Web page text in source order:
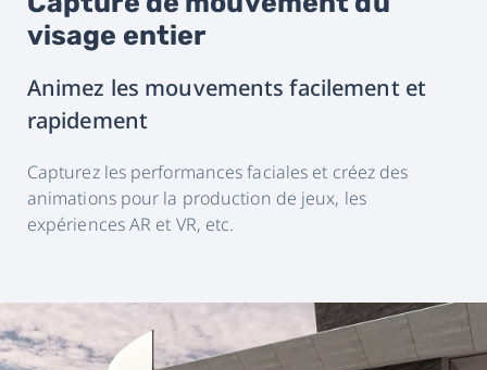
visage entier
Animez les mouvements facilement et
rapidement
Capturez les performances faciales et créez des
animations pour la production de jeux, les
expériences AR et VR, etc.